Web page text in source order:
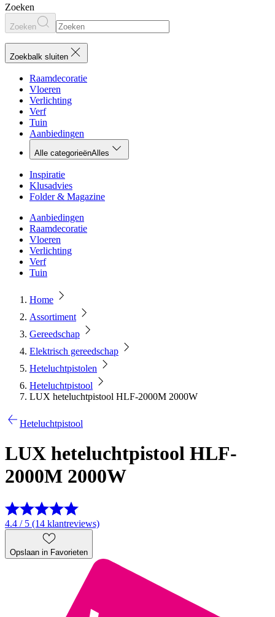
Zoeken
Zoeken
Zoekbalk sluiten
Raamdecoratie
Vloeren
Verlichting
Verf
Tuin
Aanbiedingen
Alle categorieënAlles
Inspiratie
Klusadvies
Folder & Magazine
Aanbiedingen
Raamdecoratie
Vloeren
Verlichting
Verf
Tuin
Home
Assortiment
Gereedschap
Elektrisch gereedschap
Heteluchtpistolen
Heteluchtpistool
LUX heteluchtpistool HLF-2000M 2000W
Heteluchtpistool
LUX heteluchtpistool HLF-
2000M 2000W
4.4 / 5 (14 klantreviews)
Opslaan in Favorieten